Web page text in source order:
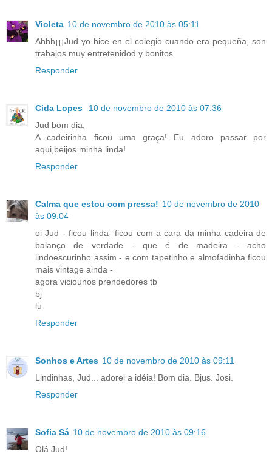
Violeta 10 de novembro de 2010 às 05:11
Ahhh¡¡¡Jud yo hice en el colegio cuando era pequeña, son
trabajos muy entretenidod y bonitos.
Responder
Cida Lopes
10 de novembro de 2010 às 07:36
Jud bom dia,
A cadeirinha ficou uma graça! Eu adoro passar por
aqui,beijos minha linda!
Responder
Calma que estou com pressa! 10 de novembro de 2010
às 09:04
oi Jud - ficou linda- ficou com a cara da minha cadeira de
balanço de verdade - que é de madeira - acho
lindoescurinho assim - e com tapetinho e almofadinha ficou
mais vintage ainda -
agora viciounos prendedores tb
bj
lu
Responder
Sonhos e Artes 10 de novembro de 2010 às 09:11
Lindinhas, Jud... adorei a idéia! Bom dia. Bjus. Josi.
Responder
Sofia Sá 10 de novembro de 2010 às 09:16
Olá Jud!